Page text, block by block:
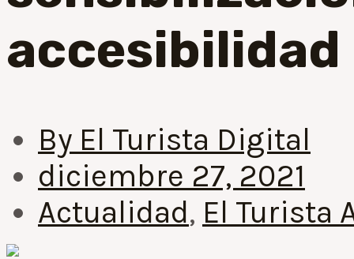
accesibilidad
By El Turista Digital
diciembre 27, 2021
Actualidad, El Turista